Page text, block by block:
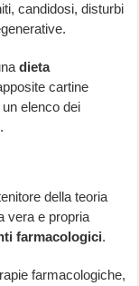
candidosi, disturbi
dieta
cartine
elenco dei
della teoria
vera e propria
farmacologici.
farmacologiche,